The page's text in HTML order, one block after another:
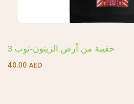
حقيبة من أرض الزيتون-ثوب 3
40.00 AED